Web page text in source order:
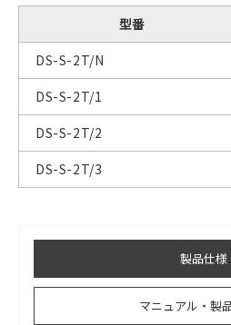
型番
DS-S-2T/N
DS-S-2T/1
DS-S-2T/2
DS-S-2T/3
製品仕様
マニュアル・製